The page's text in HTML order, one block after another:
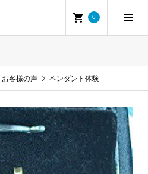
0
お客様の声 ペンダント体験